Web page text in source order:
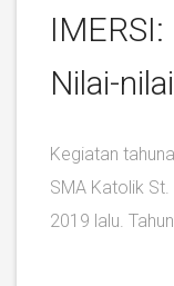
Nilai-
Kegiatan
SMA Katolik
2019 lalu.